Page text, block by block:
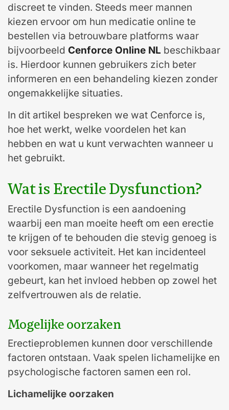
discreet te vinden. Steeds meer mannen
kiezen ervoor om hun medicatie online te
bestellen via betrouwbare platforms waar
bijvoorbeeld Cenforce Online NL beschikbaar
is. Hierdoor kunnen gebruikers zich beter
informeren en een behandeling kiezen zonder
ongemakkelijke situaties.
In dit artikel bespreken we wat Cenforce is,
hoe het werkt, welke voordelen het kan
hebben en wat u kunt verwachten wanneer u
het gebruikt.
Wat is Erectile Dysfunction?
Erectile Dysfunction is een aandoening
waarbij een man moeite heeft om een erectie
te krijgen of te behouden die stevig genoeg is
voor seksuele activiteit. Het kan incidenteel
voorkomen, maar wanneer het regelmatig
gebeurt, kan het invloed hebben op zowel het
zelfvertrouwen als de relatie.
Mogelijke oorzaken
Erectieproblemen kunnen door verschillende
factoren ontstaan. Vaak spelen lichamelijke en
psychologische factoren samen een rol.
Lichamelijke oorzaken